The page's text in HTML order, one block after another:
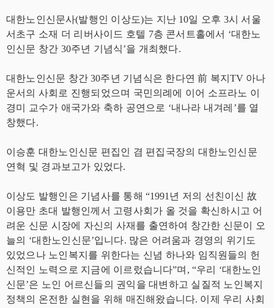
대한노인신문사(발행인 이상도)는 지난 10일 오후 3시 서울
서초구 소재 더 리버사이드 호텔 7층 콘서트홀에서 ‘대한노
인신문 창간 30주년 기념식’을 개최했다.
대한노인신문 창간30주년 기념식은 한다연前 복지TV 아나
운서의 사회로 진행되었으며 국민의례에 이어 소프라노 이
경미 교수가 애국가와 축하 공연으로 ‘내나라 내겨레 ’를 열
창했다.
이승훈 대한노인신문 편집인 겸 편집국장의 대한노인신문
연혁 및 경과보고가 있었다.
이상도 발행인은 기념사를 통해“1991 년 저의 선친이신 故
이용만 초대 발행인께서 고령사회가 올 것을 확신하시고 어
려운 신문 시장에 자신의 사재를 출연하여 창간한 신문이 오
늘의 ‘대한노인신문’입니다. 많은 어려움과 경영의 위기도
있었으나 노인복지를 위한다는 신념 하나와 임직원들의 헌
신적인 노력으로 지금에 이르렀습니다”며 , “우리 ‘대한노인
신문’은 노인 어르신들의 권익을 대변하고 실질적 노인복지
정책의 온전한 실현을 위해 매진해왔습니다. 이제 우리 사회